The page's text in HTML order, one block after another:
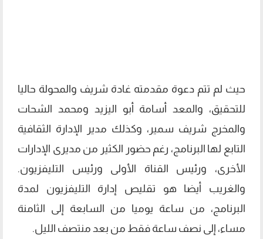
حيث لم تتم دعوة مقدمته غادة شريف والمحولة حاليا
للتحقيق، والمعد أسامة أبو اليزيد ومحمد الشحات
والمخرج شريف سمير، وكذلك مدير الإدارة الثقافية
التابع لها البرنامج، رغم حضور الكثير من مديرى الإدارات
الأخرى، ورئيس القناة الأولى ورئيس التليفزيون.
والغريب أيضا هو تقليص إدارة التليفزيون لمدة
البرنامج، من ساعة يوميا من السابعة إلى الثامنة
مساء، إلى نصف ساعة فقط من بعد منتصف الليل.